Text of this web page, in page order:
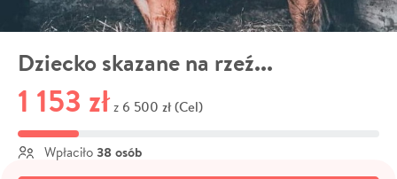
Dziecko skazane na rzeź...
1 153 zł z 6 500 zł (Cel)
Wpłaciło 38 osób